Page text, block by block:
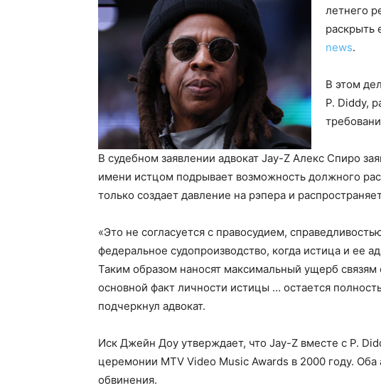
летнего
раскрыть
news.
В этом
Р. Diddy,
В судебном заявлении адвокат Jay-Z Алекс Спиро
имени истцом подрывает возможность должного
только создает давление на рэпера и
«Это не согласуется с правосудием,
федеральное судопроизводство, когда истица и ее
Таким образом наносят максимальный ущерб
основной факт личности истицы … остается
подчеркнул адвокат.
Иск Джейн Доу утверждает, что Jay-Z вместе с Р.
церемонии MTV Video Music Awards в 2000 году. Оба
обвинения.